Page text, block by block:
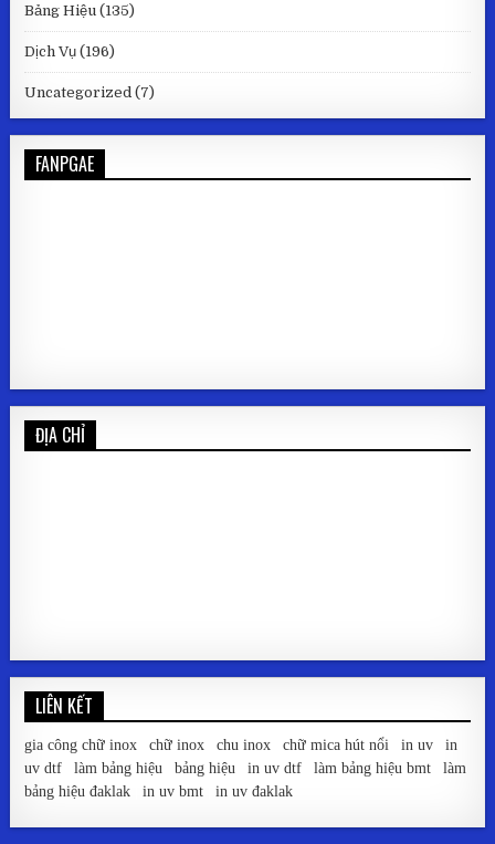
Bảng Hiệu (135)
Dịch Vụ (196)
Uncategorized (7)
FANPGAE
ĐỊA CHỈ
LIÊN KẾT
gia công chữ inox |chữ inox |chu inox |chữ mica hút nổi |in uv |in
uv dtf |làm bảng hiệu |bảng hiệu |in uv dtf |làm bảng hiệu bmt |làm
bảng hiệu đaklak |in uv bmt |in uv đaklak